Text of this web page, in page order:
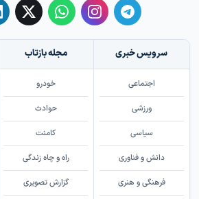
سرویس خبری
اجتماعی
ورزشی
سیاسی
دانش و فناوری
فرهنگی و هنری
مجله بازتاب
خودرو
حوادث
کامنت
راه و چاه زندگی
گزارش تصویری